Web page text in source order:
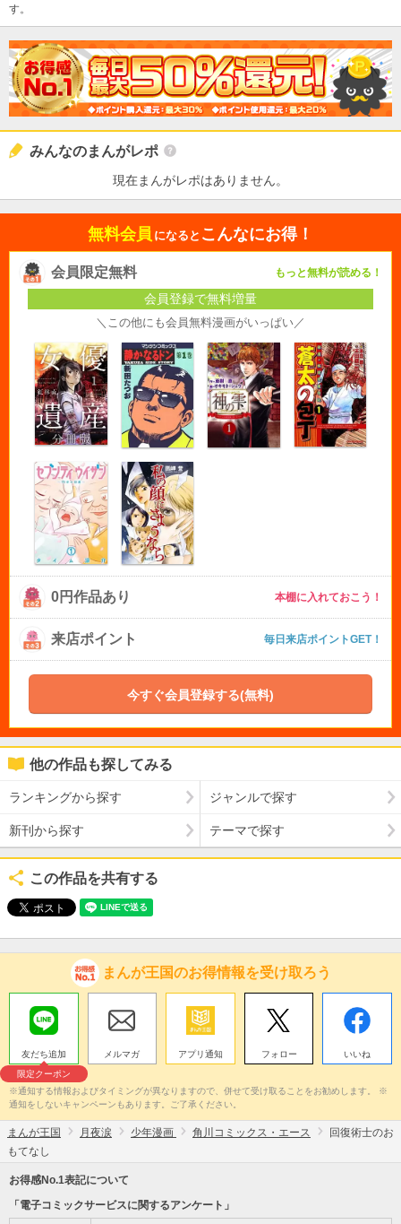
す。
みんなのまんがレポ
現在まんがレポはありません。
無料会員 になると こんなにお得！
会員限定無料 もっと無料が読める！
会員登録で無料増量
＼この他にも会員無料漫画がいっぱい／
0円作品あり 本棚に入れておこう！
来店ポイント 毎日来店ポイントGET！
今すぐ会員登録する(無料)
他の作品も探してみる
ランキングから探す ジャンルで探す
新刊から探す テーマで探す
この作品を共有する
まんが王国のお得情報を受け取ろう
友だち追加
限定クーポン
メルマガ アプリ通知 フォロー いいね
※通知する情報およびタイミングが異なりますので、併せて受け取ることをお勧めします。 ※
通知をしないキャンペーンもあります。ご了承ください。
まんが王国 月夜涙 少年漫画 角川コミックス・エース
回復術士のお
もてなし
お得感No.1表記について
「電子コミックサービスに関するアンケート」